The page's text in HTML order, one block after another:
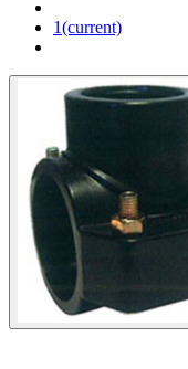
1(current)